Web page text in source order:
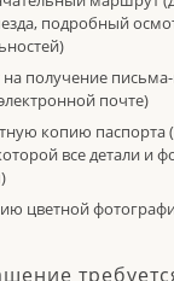
подробный
на получение
почте)
копию паспорта
все детали и
цветной